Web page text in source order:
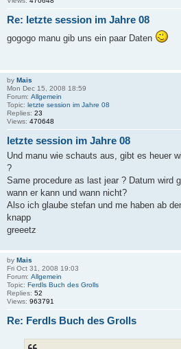
Re: letzte session im Jahre 08
gogogo manu gib uns ein paar Daten
by Mais
Mon Dec 15, 2008 18:59
Forum: Allgemein
Topic: letzte session im Jahre 08
Replies: 23
Views: 470648
letzte session im Jahre 08
Und manu wie schauts aus, gibt es heuer
?
Same procedure as last jear ? Datum wird
wann er kann und wann nicht?
Also ich glaube stefan und me haben ab
knapp
greeetz
by Mais
Fri Oct 31, 2008 19:03
Forum: Allgemein
Topic: Ferdls Buch des Grolls
Replies: 52
Views: 963791
Re: Ferdls Buch des Grolls